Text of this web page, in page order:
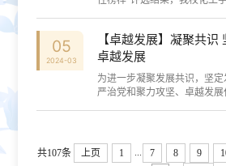
05
2024-03
【卓越发展】凝聚共
卓越发展
为进一步凝聚发展共识，坚
严治党和聚力攻坚、卓越发
共107条 上页 1 ... 7 8 9